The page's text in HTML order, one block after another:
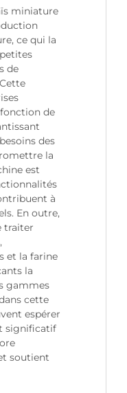
miniature
ce qui la
de
de
des
la
est
à
En outre,
traiter
et la farine
la
gammes
cette
espérer
significatif
soutient